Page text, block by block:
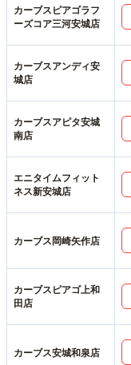
カーブスピアゴラフ
ーズコア三河安城店
カーブスアンディ安
城店
カーブスアピタ安城
南店
エニタイムフィット
ネス新安城店
カーブス岡崎矢作店
カーブスピアゴ上和
田店
カーブス安城和泉店